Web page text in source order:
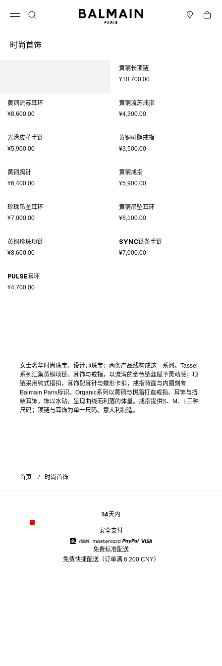
购物车
时尚首饰
黄铜长项链
¥10,700.00
黄铜流苏耳环
¥8,600.00
黄铜流苏戒指
¥4,300.00
光滑皮革手链
¥5,900.00
黄铜树脂戒指
¥3,500.00
黄铜胸针
¥6,400.00
黄铜戒指
¥5,900.00
珍珠吊坠耳环
¥7,000.00
黄铜吊坠耳环
¥8,100.00
黄铜珍珠项链
¥8,600.00
Sync链条手链
¥7,000.00
Pulse耳环
¥4,700.00
女士奢华时尚珠宝、设计师珠宝：两条产品线构成这一系列。Tassel
系列汇集黄铜项链、耳饰与戒指，以流泻的金色链丝赋予灵动感；项
链采用钩式搭扣，耳饰配耳针与蝶形卡扣，戒指背面与内圈刻有
Balmain Paris标识。Organic系列以黄铜与树脂打造戒指、耳饰与扭
结耳饰，饰以水钻，呈现曲线而利落的体量。戒指提供S、M、L三种
尺码；项链与耳饰为单一尺码。意大利制造。
首页 时尚首饰
14天内
安全支付
American Express
Mastercard
免费标准配送
免费快捷配送（订单满 6 200 CNY）